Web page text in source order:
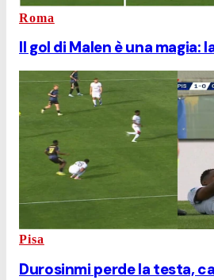
Roma
Il gol di Malen è una
Pisa
Durosinmi perde la testa,